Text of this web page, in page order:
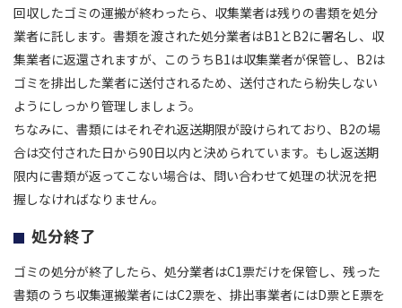
回収したゴミの運搬が終わったら、収集業者は残りの書類を処分
業者に託します。書類を渡された処分業者はB1とB2に署名し、収
集業者に返還されますが、このうちB1は収集業者が保管し、B2は
ゴミを排出した業者に送付されるため、送付されたら紛失しない
ようにしっかり管理しましょう。
ちなみに、書類にはそれぞれ返送期限が設けられており、B2の場
合は交付された日から90日以内と決められています。もし返送期
限内に書類が返ってこない場合は、問い合わせて処理の状況を把
握しなければなりません。
処分終了
ゴミの処分が終了したら、処分業者はC1票だけを保管し、残った
書類のうち収集運搬業者にはC2票を、排出事業者にはD票とE票を